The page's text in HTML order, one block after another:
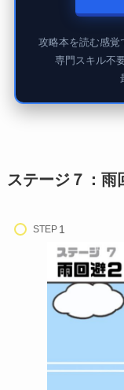
攻略本を読む感覚
専門スキル不
ステージ７：雨
STEP